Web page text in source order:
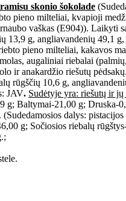
skonio šokolade
pieno milteliai, kvapioji
vaškas (E904)). Laikyti
13,9 g, angliavandenių 49,1
pieno milteliai, kakavos
augaliniai riebalai
ir anakardžio riešutų
rūgščių 10,6 g,
JAV. Sudėtyje yra: riešutų ir
g; Baltymai-21,00 g; Druska-
(Sudedamosios dalys:
g; Sočiosios riebalų